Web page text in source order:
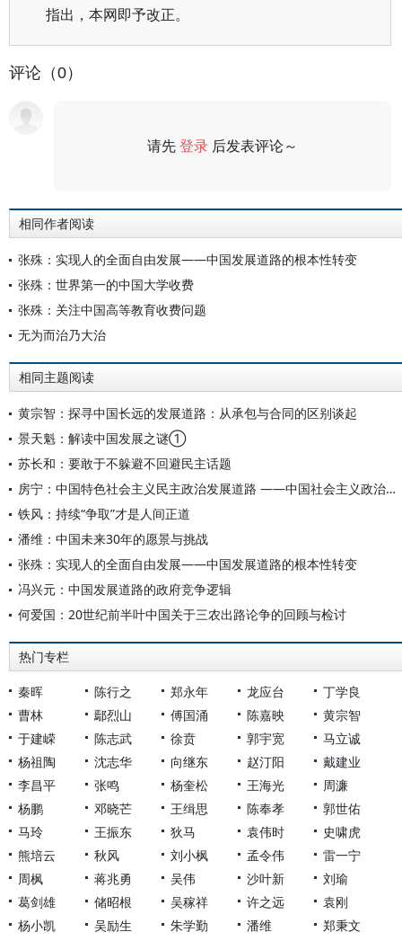
指出，本网即予改正。
评论（0）
请先登录 后发表评论～
相同作者阅读
张殊：实现人的全面自由发展——中国发展道路的根本性转变
张殊：世界第一的中国大学收费
张殊：关注中国高等教育收费问题
无为而治乃大治
相同主题阅读
黄宗智：探寻中国长远的发展道路：从承包与合同的区别谈起
景天魁：解读中国发展之谜①
苏长和：要敢于不躲避不回避民主话题
房宁：中国特色社会主义民主政治发展道路 ——中国社会主义政治改革若干思考
铁风：持续“争取”才是人间正道
潘维：中国未来30年的愿景与挑战
张殊：实现人的全面自由发展——中国发展道路的根本性转变
冯兴元：中国发展道路的政府竞争逻辑
何爱国：20世纪前半叶中国关于三农出路论争的回顾与检讨
热门专栏
秦晖 陈行之 郑永年 龙应台
丁学良
曹林
鄢烈山 傅国涌 陈嘉映
黄宗智
于建嵘
陈志武 徐贲 郭宇宽
马立诚
杨祖陶
沈志华 向继东 赵汀阳
戴建业
李昌平
张鸣 杨奎松 王海光
周濂
杨鹏
邓晓芒 王缉思 陈奉孝
郭世佑
马玲
王振东 狄马 袁伟时
史啸虎
熊培云
秋风 刘小枫 孟令伟
雷一宁
周枫
蒋兆勇 吴伟 沙叶新
刘瑜
葛剑雄
储昭根 吴稼祥 许之远
袁刚
杨小凯
吴励生 朱学勤 潘维
郑秉文